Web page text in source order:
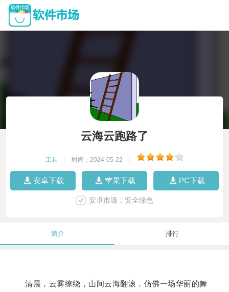
云海云跑路了
工具 时间：2024-05-22
安卓下载 苹果下载 PC下载
安卓市场，安全绿色
简介 排行
清晨，云雾缭绕，山间云海翻滚，仿佛一场华丽的舞